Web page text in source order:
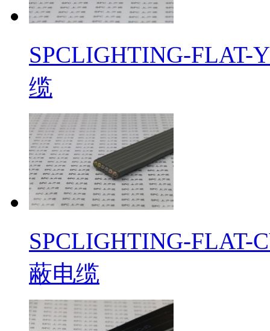
​SPCLIGHTING-FLAT-
缆
​SPCLIGHTING-FLAT-
蔽电缆